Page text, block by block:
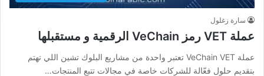
سارة زغلول
عملة VET رمز VeChain الرقمية و مستقبلها
عملة VeChain VET تعتبر واحدة من مشاريع البلوك تشين اللي تهتم
بتقديم حلول فعّالة للشركات خاصة في مجالات تتبع المنتجات…